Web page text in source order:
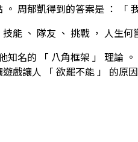
周郁凱得到的答案是 ： 「
能 、 隊友 、 挑戰 ， 人生
知名的 「 八角框架 」 理論
戲讓人 「 欲罷不能 」 的原